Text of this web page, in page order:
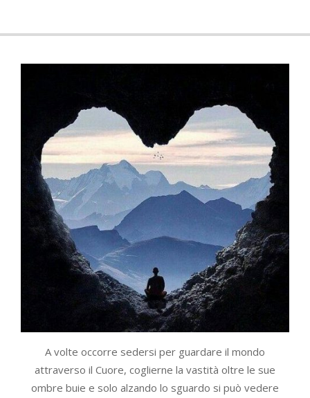
A volte occorre sedersi per guardare il mondo
attraverso il Cuore, coglierne la vastità oltre le sue
ombre buie e solo alzando lo sguardo si può vedere